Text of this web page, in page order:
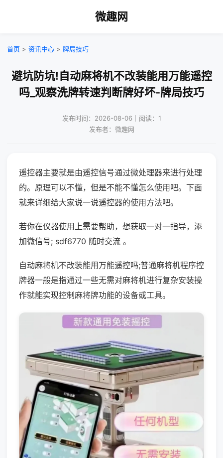
微趣网
首页 > 资讯中心 > 牌局技巧
避坑防坑!自动麻将机不改装能用万能遥控
吗_观察洗牌转速判断牌好坏-牌局技巧
发布时间：2026-08-06｜阅读：1
发布者：微趣网
遥控器主要就是由遥控信号通过微处理器来进行处理
的。原理可以不懂，但是不能不懂怎么使用吧。下面
就来详细给大家说一说遥控器的使用方法吧。
若你在仪器使用上需要帮助，想获取一对一指导，添
加微信号; sdf6770 随时交流 。
自动麻将机不改装能用万能遥控吗;普通麻将机程序控
牌器一般是指通过一些无需对麻将机进行复杂安装操
作就能实现控制麻将牌功能的设备或工具。